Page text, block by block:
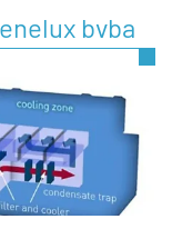
bvba